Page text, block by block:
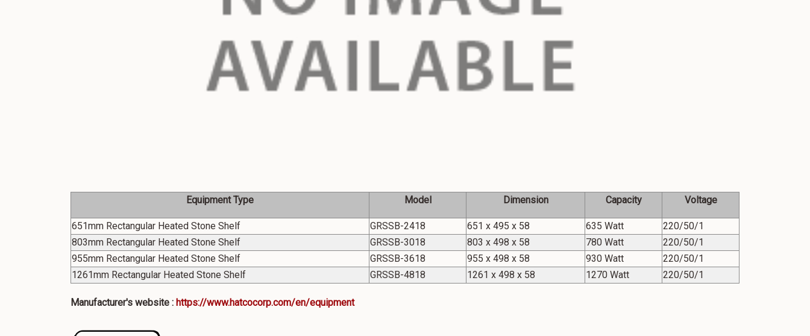
Equipment Type Model Dimension Capacity Voltage
651mm Rectangular Heated Stone Shelf GRSSB-2418 651 x 495 x 58 635 Watt
220/50/1
803mm Rectangular Heated Stone Shelf
GRSSB-3018 803 x 498 x 58 780 Watt
220/50/1
955mm Rectangular Heated Stone Shelf
GRSSB-3618 955 x 498 x 58 930 Watt
220/50/1
1261mm Rectangular Heated Stone Shelf
GRSSB-4818 1261 x 498 x 58 1270 Watt 220/50/1
Manufacturer's website : https://www.hatcocorp.com/en/equipment